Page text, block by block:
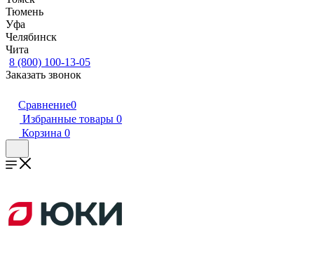
Тюмень
Уфа
Челябинск
Чита
8 (800) 100-13-05
Заказать звонок
Сравнение0
Избранные товары 0
Корзина 0